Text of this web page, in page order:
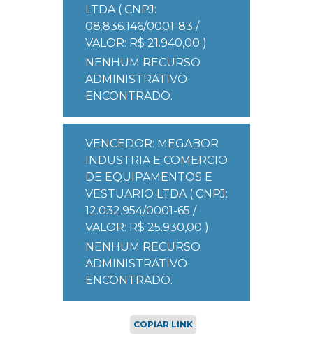
LTDA ( CNPJ:
08.836.146/0001-83 /
VALOR: R$ 21.940,00 )
NENHUM RECURSO
ADMINISTRATIVO
ENCONTRADO.
VENCEDOR: MEGABOR
INDUSTRIA E COMERCIO
DE EQUIPAMENTOS E
VESTUARIO LTDA ( CNPJ:
12.032.954/0001-65 /
VALOR: R$ 25.930,00 )
NENHUM RECURSO
ADMINISTRATIVO
ENCONTRADO.
COPIAR LINK